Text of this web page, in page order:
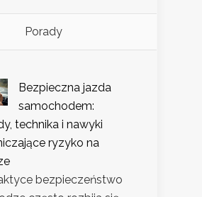
Porady
Bezpieczna jazda
samochodem:
technika i nawyki
ryzyko na
bezpieczeństwo